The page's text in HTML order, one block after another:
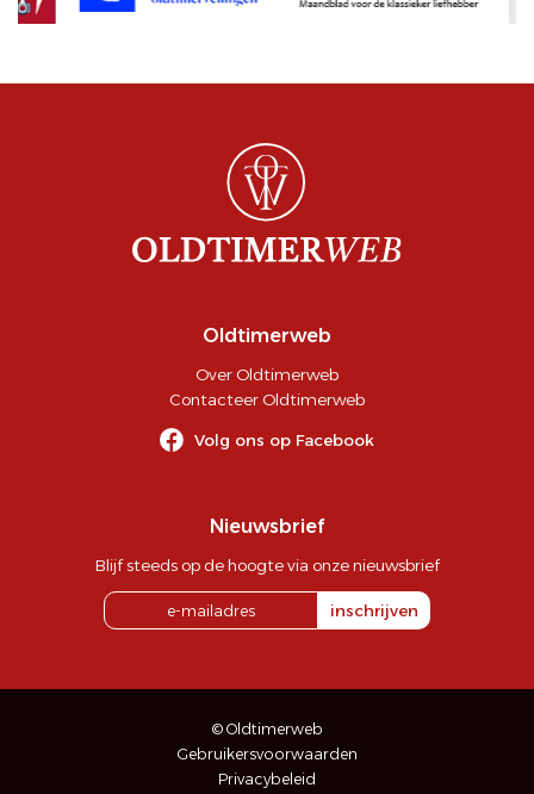
Oldtimerweb
Over Oldtimerweb
Contacteer Oldtimerweb
Volg ons op Facebook
Nieuwsbrief
Blijf steeds op de hoogte via onze nieuwsbrief
inschrijven
© Oldtimerweb
Gebruikersvoorwaarden
Privacybeleid